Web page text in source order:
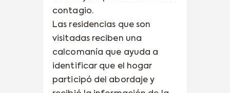
contagio.
Las residencias que son
visitadas reciben una
calcomanía que ayuda a
identificar que el hogar
participó del abordaje y